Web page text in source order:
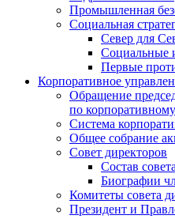
Промышленная
Социальная
Север для
Социальные
Первые
Корпоративное
Обращение
по
Система
Общее собрание
Совет директоров
Состав
Биографии
Комитеты совета
Президент и